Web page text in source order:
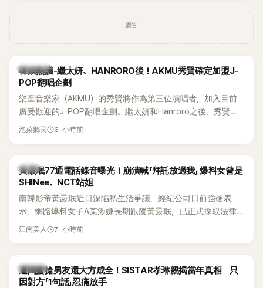
廣告
熱議討論
韓娛熱議-繼太妍、HANRORO後！AKMU秀賢確定加盟J-
POP翻唱企劃
樂童音樂家（AKMU）的秀賢將作為第三位演唱者，加入目前
廣受歡迎的J-POP翻唱企劃。繼太妍和Hanroro之後，秀賢已
獲選為第三首翻唱歌曲的主唱，並於近期完成錄音。
泡菜鄉民 6 小時前
韓星
黃晸珉77通電話錄音曝光！崩潰喊「拜託放過我」 爆料女曾是
SHINee、NCT站姐
南韓影帝黃晸珉近日深陷私生活爭議，經紀公司日前強硬表
示，網路爆料女子A某涉嫌長期跟蹤黃晸珉，已正式採取法律
行動。不過，A並未停止發聲，持續透過社群平台公開爆料，反
的錄音內容，而A也首度承認自己過去曾是SHINee、NCT等偶
像團體的「站姐」，事件持續延燒。
江南美人 7 小時前
K-POP
遭閨蜜搶男友還大方成全！SISTAR孝琳親揭當年真相 只
因對方「1句話」忍痛放手